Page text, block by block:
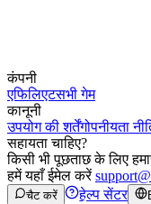
कंपनी
एफिलिएटसभी गेम
कानूनी
उपयोग की शर्तेंगोपनीयता
सहायता चाहिए?
किसी भी पूछताछ के लिए
हमें यहाँ ईमेल करें
चैट करें हेल्प सेंटर